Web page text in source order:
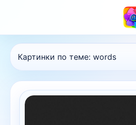
Картинки по теме: words